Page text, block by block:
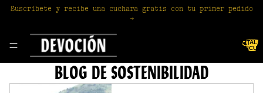
Suscríbete y recibe una cuchara gratis con tu primer pedido
→
TOTAL
BLOG DE SOSTENIBILIDAD